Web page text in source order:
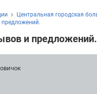
Центральная городская
предложений.
и предложений.